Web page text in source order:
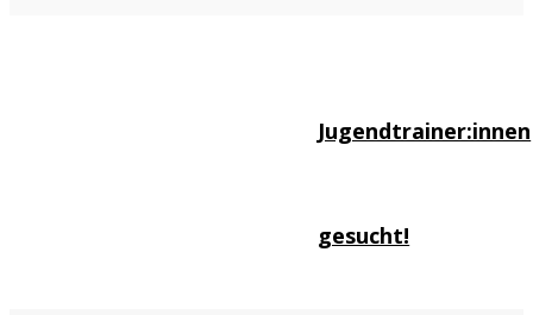
Jugendtrainer:innen
gesucht!